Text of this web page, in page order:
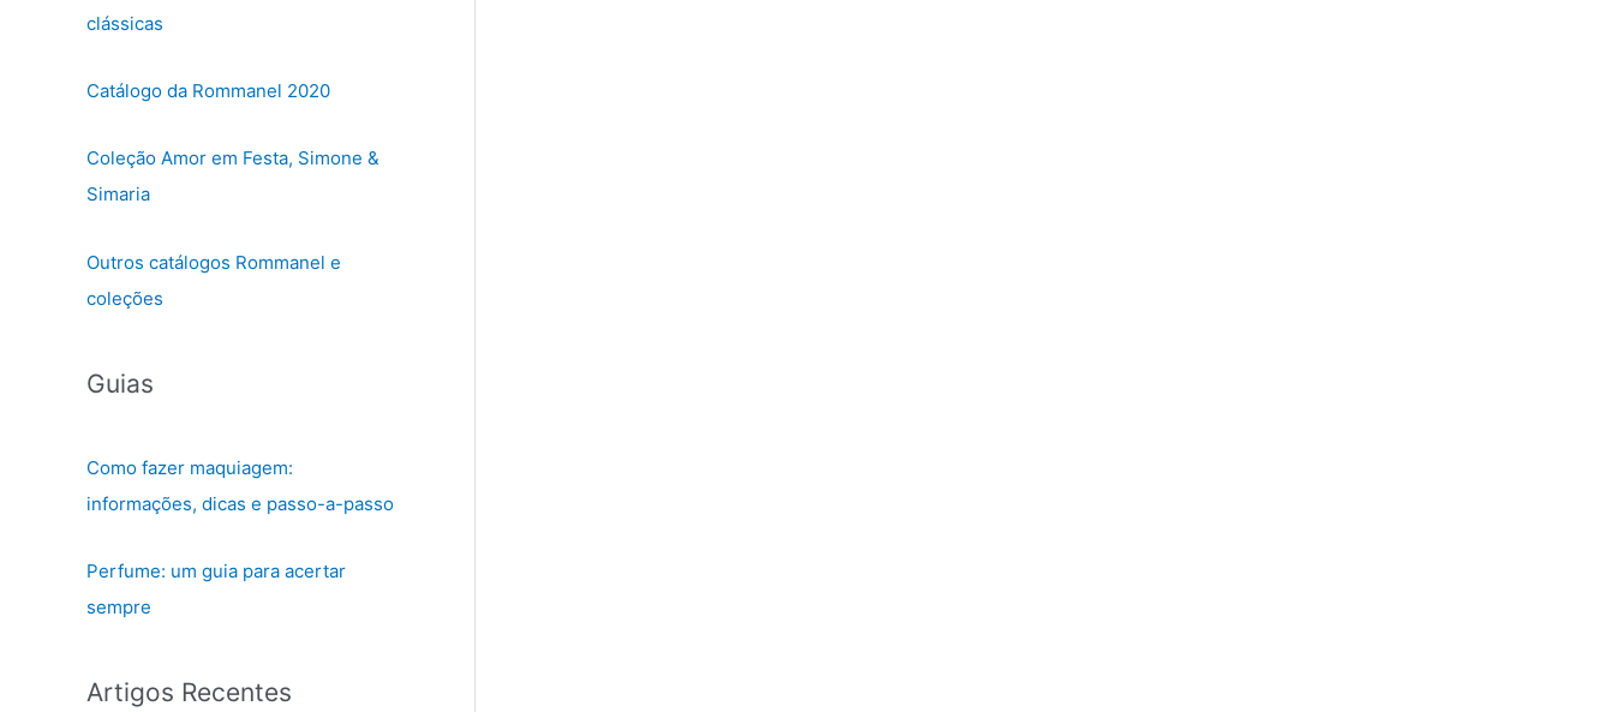
clássicas
Catálogo da Rommanel 2020
Coleção Amor em Festa, Simone &
Simaria
Outros catálogos Rommanel e
coleções
Guias
Como fazer maquiagem:
informações, dicas e passo-a-passo
Perfume: um guia para acertar
sempre
Artigos Recentes